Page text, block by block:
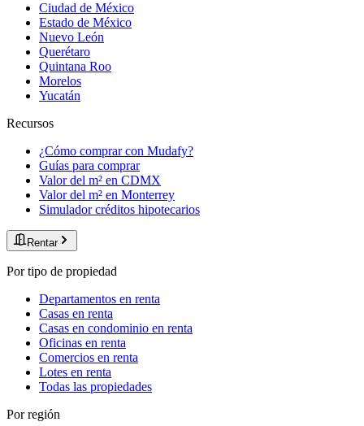
Ciudad de México
Estado de México
Nuevo León
Querétaro
Quintana Roo
Morelos
Yucatán
Recursos
¿Cómo comprar con Mudafy?
Guías para comprar
Valor del m² en CDMX
Valor del m² en Monterrey
Simulador créditos hipotecarios
Rentar
Por tipo de propiedad
Departamentos en renta
Casas en renta
Casas en condominio en renta
Oficinas en renta
Comercios en renta
Lotes en renta
Todas las propiedades
Por región